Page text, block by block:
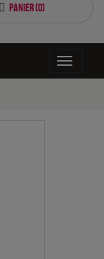
Panier (0)
Toggle